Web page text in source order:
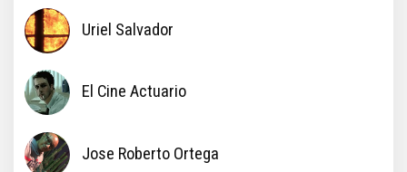
Uriel Salvador
El Cine Actuario
Jose Roberto Ortega